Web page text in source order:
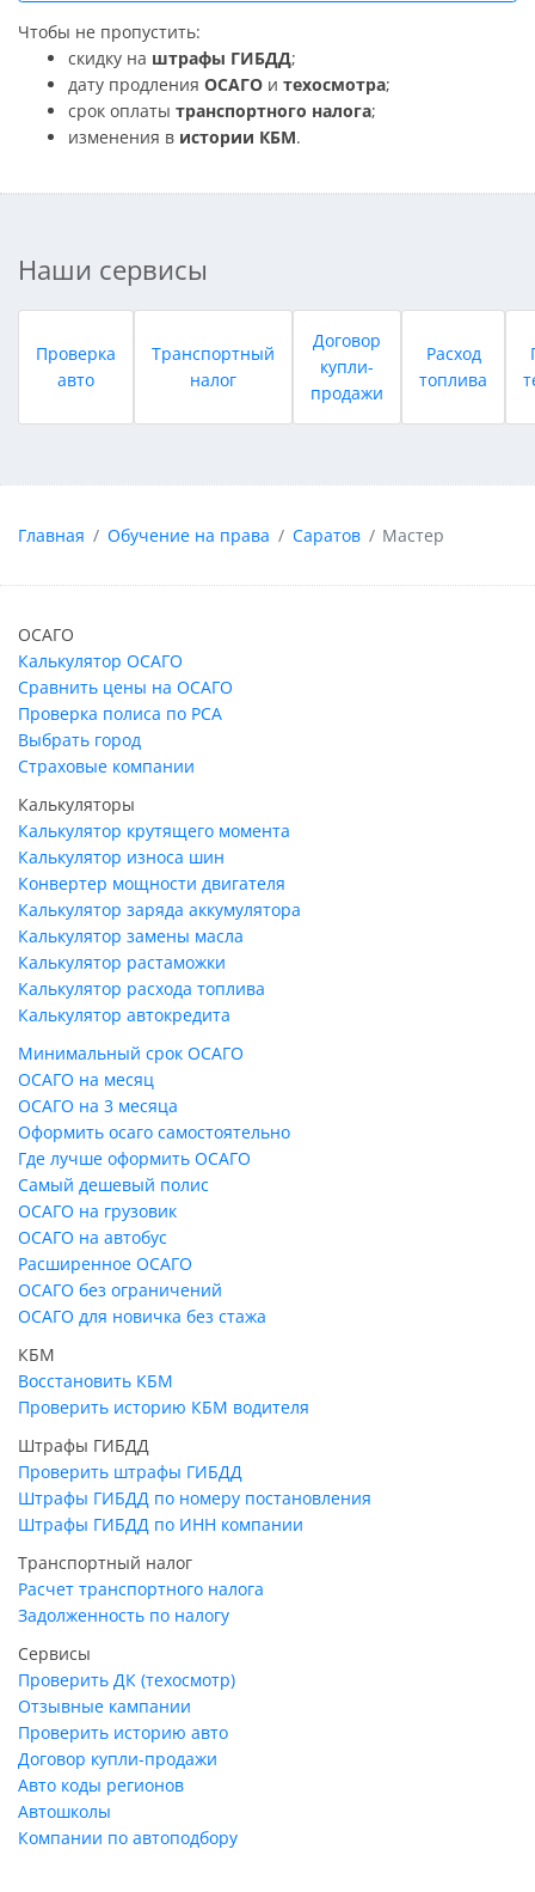
Чтобы не пропустить:
скидку на штрафы ГИБДД;
дату продления ОСАГО и техосмотра;
срок оплаты транспортного налога;
изменения в истории КБМ.
Наши сервисы
Проверка
авто
Транспортный
налог
Договор
купли-
продажи
Расход
топлива
Главная Обучение на права Саратов Мастер
ОСАГО
Калькулятор ОСАГО
Сравнить цены на ОСАГО
Проверка полиса по РСА
Выбрать город
Страховые компании
Калькуляторы
Калькулятор крутящего момента
Калькулятор износа шин
Конвертер мощности двигателя
Калькулятор заряда аккумулятора
Калькулятор замены масла
Калькулятор растаможки
Калькулятор расхода топлива
Калькулятор автокредита
Минимальный срок ОСАГО
ОСАГО на месяц
ОСАГО на 3 месяца
Оформить осаго самостоятельно
Где лучше оформить ОСАГО
Самый дешевый полис
ОСАГО на грузовик
ОСАГО на автобус
Расширенное ОСАГО
ОСАГО без ограничений
ОСАГО для новичка без стажа
КБМ
Восстановить КБМ
Проверить историю КБМ водителя
Штрафы ГИБДД
Проверить штрафы ГИБДД
Штрафы ГИБДД по номеру постановления
Штрафы ГИБДД по ИНН компании
Транспортный налог
Расчет транспортного налога
Задолженность по налогу
Сервисы
Проверить ДК (техосмотр)
Отзывные кампании
Проверить историю авто
Договор купли-продажи
Авто коды регионов
Автошколы
Компании по автоподбору